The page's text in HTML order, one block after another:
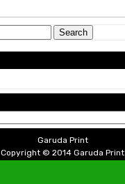
Garuda Print
Copyright © 2014 Garuda Print